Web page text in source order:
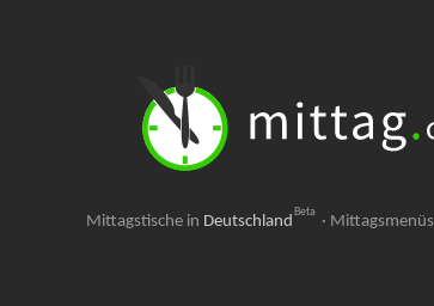
Mittagstische in Deutschland Beta ·